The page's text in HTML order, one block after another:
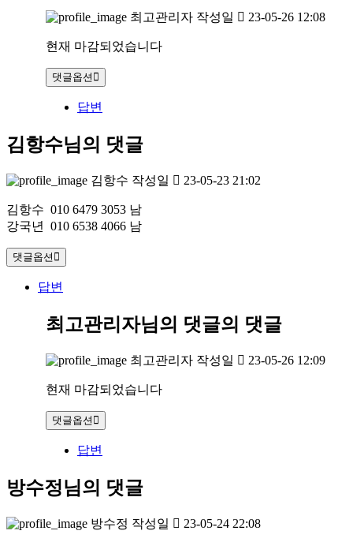
최고관리자 작성일 23-05-26 12:08
현재 마감되었습니다
댓글옵션
답변
김항수님의 댓글
김항수 작성일 23-05-23 21:02
김항수 010 6479 3053 남
강국년 010 6538 4066 남
댓글옵션
답변
최고관리자님의 댓글의 댓글
최고관리자 작성일 23-05-26 12:09
현재 마감되었습니다
댓글옵션
답변
방수정님의 댓글
방수정 작성일 23-05-24 22:08